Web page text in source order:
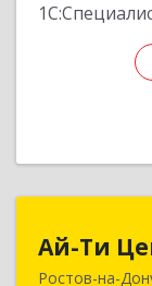
Ай-Ти
Ростов-на-